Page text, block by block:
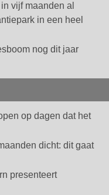
vijf maanden al
in een heel
nog dit jaar
op dagen dat het
dicht: dit gaat
presenteert